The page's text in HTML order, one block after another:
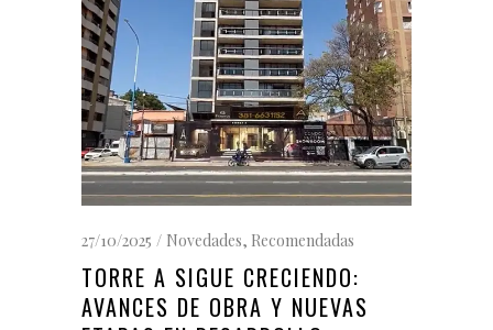
27/10/2025 Novedades, Recomendadas
TORRE A SIGUE CRECIENDO:
AVANCES DE OBRA Y NUEVAS